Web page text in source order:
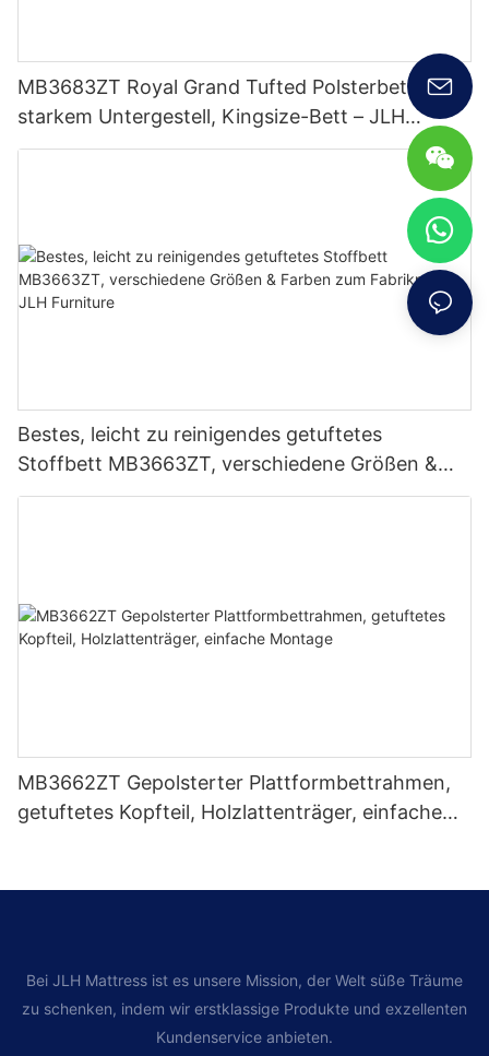
MB3683ZT Royal Grand Tufted Polsterbett mit
starkem Untergestell, Kingsize-Bett – JLH
Furniture
Bestes, leicht zu reinigendes getuftetes
Stoffbett MB3663ZT, verschiedene Größen &
Farben zum Fabrikpreis – JLH Furniture
MB3662ZT Gepolsterter Plattformbettrahmen,
getuftetes Kopfteil, Holzlattenträger, einfache
Bei JLH Mattress ist es unsere Mission, der Welt süße Träume
zu schenken, indem wir erstklassige Produkte und exzellenten
Kundenservice anbieten.